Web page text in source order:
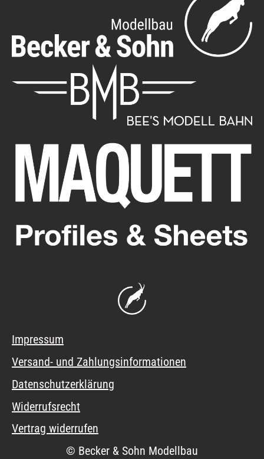
Impressum
Versand- und Zahlungsinformationen
Datenschutzerklärung
Widerrufsrecht
Vertrag widerrufen
© Becker & Sohn Modellbau